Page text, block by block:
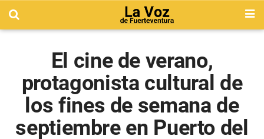
El cine de verano,
protagonista cultural de
los fines de semana de
septiembre en Puerto del